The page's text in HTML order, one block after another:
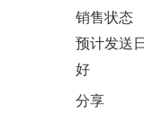
销售状态
预计发送日
好
分享